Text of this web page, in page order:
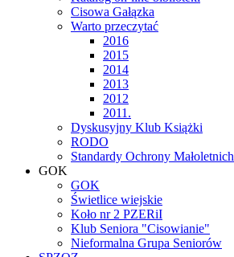
Cisowa Gałązka
Warto przeczytać
2016
2015
2014
2013
2012
2011.
Dyskusyjny Klub Książki
RODO
Standardy Ochrony Małoletnich
GOK
GOK
Świetlice wiejskie
Koło nr 2 PZERiI
Klub Seniora "Cisowianie"
Nieformalna Grupa Seniorów